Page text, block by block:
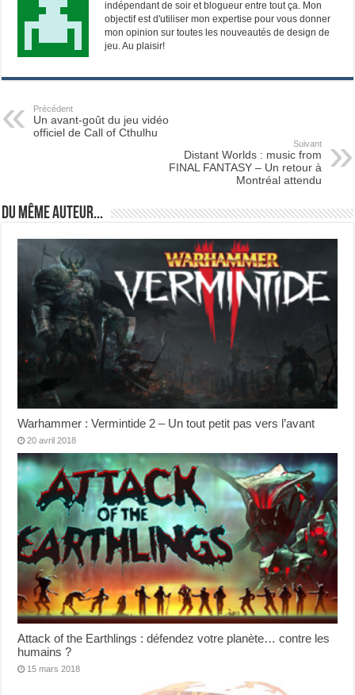
indépendant de soir et blogueur entre tout ça. Mon
objectif est d'utiliser mon expertise pour vous donner
mon opinion sur toutes les nouveautés de design de
jeu. Au plaisir!
Précédent
Un avant-goût du jeu vidéo
officiel de Call of Cthulhu
Suivant
Distant Worlds : music from
FINAL FANTASY – Un retour à
Montréal attendu
Du même auteur...
Warhammer : Vermintide 2 – Un tout petit pas vers l’avant
20 avril 2018
Attack of the Earthlings : défendez votre planète… contre les
humains ?
15 mars 2018